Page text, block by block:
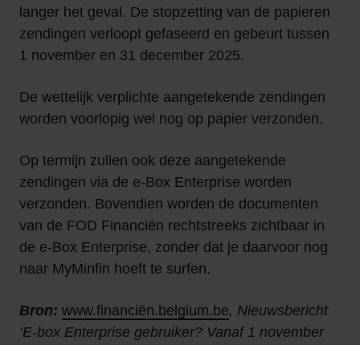
langer het geval. De stopzetting van de papieren
zendingen verloopt gefaseerd en gebeurt tussen
1 november en 31 december 2025.
De wettelijk verplichte aangetekende zendingen
worden voorlopig wel nog op papier verzonden.
Op termijn zullen ook deze aangetekende
zendingen via de e-Box Enterprise worden
verzonden. Bovendien worden de documenten
van de FOD Financiën rechtstreeks zichtbaar in
de e-Box Enterprise, zonder dat je daarvoor nog
naar MyMinfin hoeft te surfen.
Bron: www.financiën.belgium.be, Nieuwsbericht
‘E-box Enterprise gebruiker? Vanaf 1 november